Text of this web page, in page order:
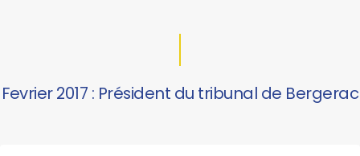
Fevrier 2017 : Président du tribunal de Bergerac